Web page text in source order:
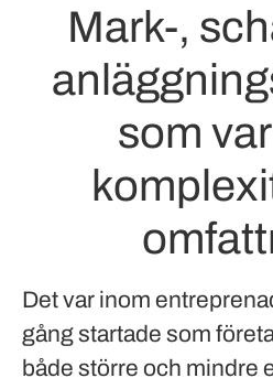
Mark-,
som
Det var inom
gång startade som
både större och mindre